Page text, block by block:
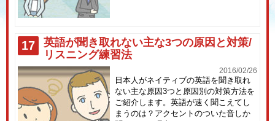
17
英語が聞き取れない主な3つの原因と対策/
リスニング練習法
2016/02/26
日本人がネイティブの英語を聞き取れ
ない主な原因3つと原因別の対策方法を
ご紹介します。英語が速く聞こえてし
まうのは？アクセントのついた音しか